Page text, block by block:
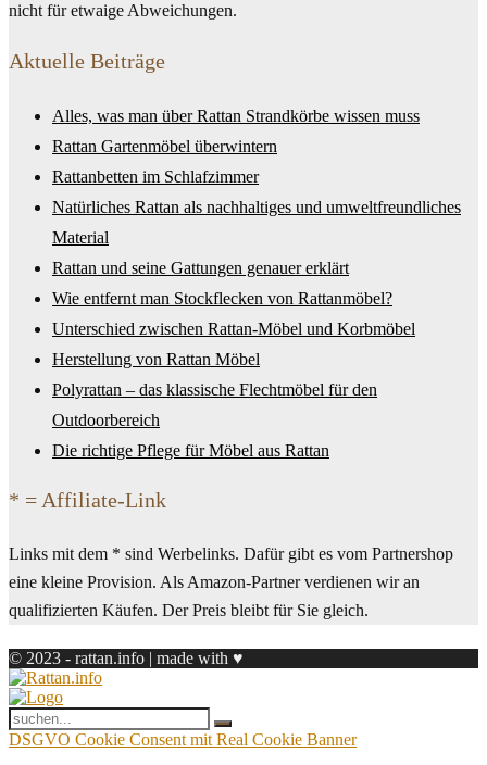
nicht für etwaige Abweichungen.
Aktuelle Beiträge
Alles, was man über Rattan Strandkörbe wissen muss
Rattan Gartenmöbel überwintern
Rattanbetten im Schlafzimmer
Natürliches Rattan als nachhaltiges und umweltfreundliches
Material
Rattan und seine Gattungen genauer erklärt
Wie entfernt man Stockflecken von Rattanmöbel?
Unterschied zwischen Rattan-Möbel und Korbmöbel
Herstellung von Rattan Möbel
Polyrattan – das klassische Flechtmöbel für den
Outdoorbereich
Die richtige Pflege für Möbel aus Rattan
* = Affiliate-Link
Links mit dem * sind Werbelinks. Dafür gibt es vom Partnershop
eine kleine Provision. Als Amazon-Partner verdienen wir an
qualifizierten Käufen. Der Preis bleibt für Sie gleich.
© 2023 - rattan.info | made with ♥
DSGVO Cookie Consent mit Real Cookie Banner